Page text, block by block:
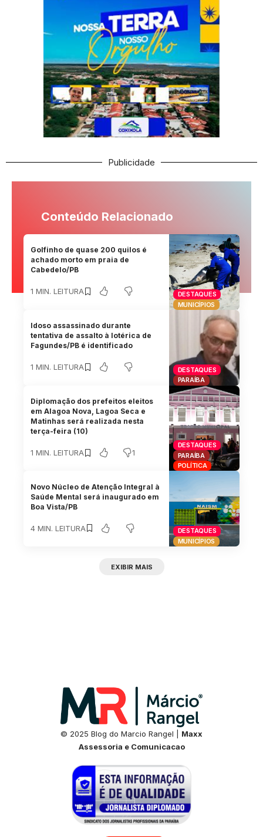
Publicidade
Conteúdo Relacionado
DESTAQUES
MUNICÍPIOS
Golfinho de quase 200 quilos é
achado morto em praia de
Cabedelo/PB
1 MIN. LEITURA
DESTAQUES
PARAÍBA
Idoso assassinado durante
tentativa de assalto à lotérica de
Fagundes/PB é identificado
1 MIN. LEITURA
DESTAQUES
PARAÍBA
POLÍTICA
Diplomação dos prefeitos eleitos
em Alagoa Nova, Lagoa Seca e
Matinhas será realizada nesta
terça-feira (10)
1 MIN. LEITURA 1
DESTAQUES
MUNICÍPIOS
Novo Núcleo de Atenção Integral à
Saúde Mental será inaugurado em
Boa Vista/PB
4 MIN. LEITURA
EXIBIR MAIS
© 2025 Blog do Marcio Rangel | Maxx
Assessoria e Comunicacao